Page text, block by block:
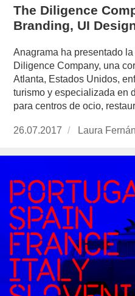
The Diligence
Branding, UI
Anagrama ha presentado
Diligence Company, una
Atlanta, Estados Unidos,
turismo y especializada en
para centros de ocio,
Publicado
26.07.2017
https://
Laura